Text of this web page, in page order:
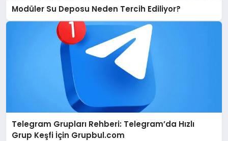
Modüler Su Deposu Neden Tercih Ediliyor?
Telegram Grupları Rehberi: Telegram’da Hızlı
Grup Keşfi İçin Grupbul.com